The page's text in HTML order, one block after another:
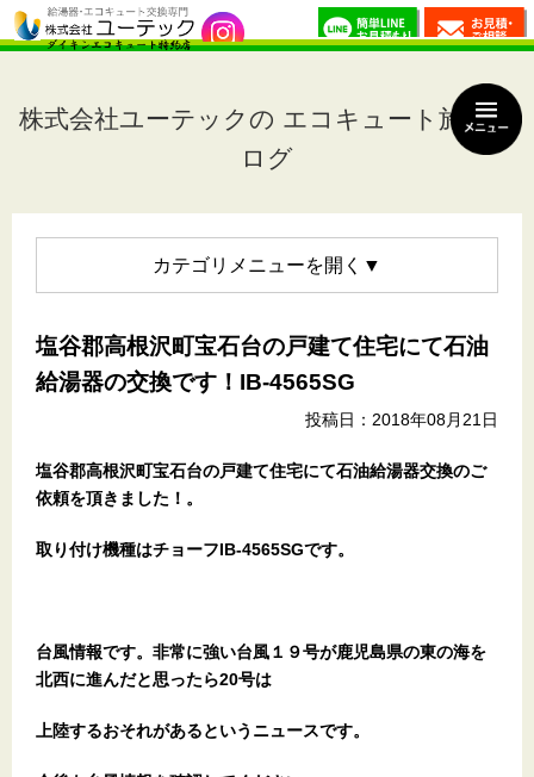
株式会社ユーテックの エコキュート施工ブ
ログ
カテゴリメニュー
塩谷郡高根沢町宝石台の戸建て住宅にて石油
給湯器の交換です！IB-4565SG
投稿日：2018年08月21日
塩谷郡高根沢町宝石台の戸建て住宅にて石油給湯器交換のご
依頼を頂きました！ 。
取り付け機種はチョーフIB-4565SGです。
台風情報です。非常に強い台風１９号が鹿児島県の東の海を
北西に進んだと思ったら20号は
上陸するおそれがあるというニュースです。